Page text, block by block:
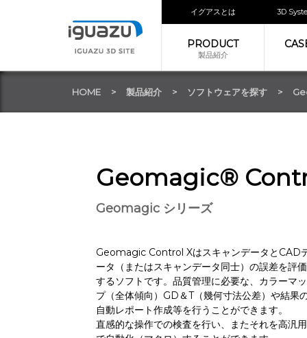
イグアスとは 3D
PRODUCT
製品紹介
HOME 製品紹介 ソフトウェアを探す
Geomagic®
Geomagic シリーズ
Geomagic Control XはスキャンデータとCAD
ータ（またはスキャンデータ同士）の誤差を評価
するソフトです。品質管理に必要な、カラーマッ
プ（全体傾向）GD＆T（幾何寸法公差）や結果
自動レポート作成等を行うことができます。
直感的な操作での検査を行い、またそれを高汎用